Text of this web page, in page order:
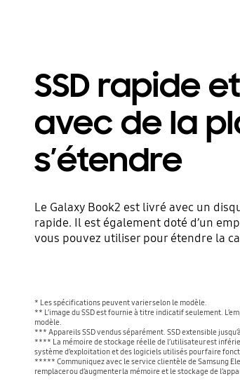
SSD rapide
avec de la
s’étendre
Le Galaxy Book2 est livré avec un
rapide. Il est également doté d’un
vous pouvez utiliser pour étendre la
* Les spécifications peuvent varier selon le modèle.
** L’image du SSD est fournie à titre indicatif seulement.
modèle.
*** Appareils SSD vendus séparément. SSD extensible jusqu’à
**** La mémoire de stockage réelle de l’utilisateur est
système d’exploitation et des logiciels utilisés pour faire
***** Communiquez avec le service clientèle de Samsung
remplacer ou d’augmenter la mémoire et le stockage de